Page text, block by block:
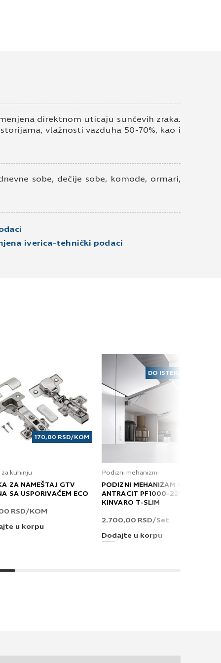
*
direktnom uticaju sunčevih zraka.
vlažnosti vazduha 50-70%, kao i
sobe, dečije sobe, komode, ormari,
iverica-tehnički podaci
170,00 RSD/KOM
za kuhinju
ZA NAMEŠTAJ GTV
SA USPORIVAČEM ECO
RSD/KOM
u korpu
DO ISTEKA ZALIHA
Podizni mehanizmi
PODIZNI MEHANIZAM GRASS
ANTRACIT PF1000-2250 T
KINVARO T-SLIM
2.700,00 RSD/Set
Dodajte u korpu